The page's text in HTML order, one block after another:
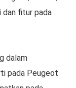
dan fitur pada
dalam
pada Peugeot